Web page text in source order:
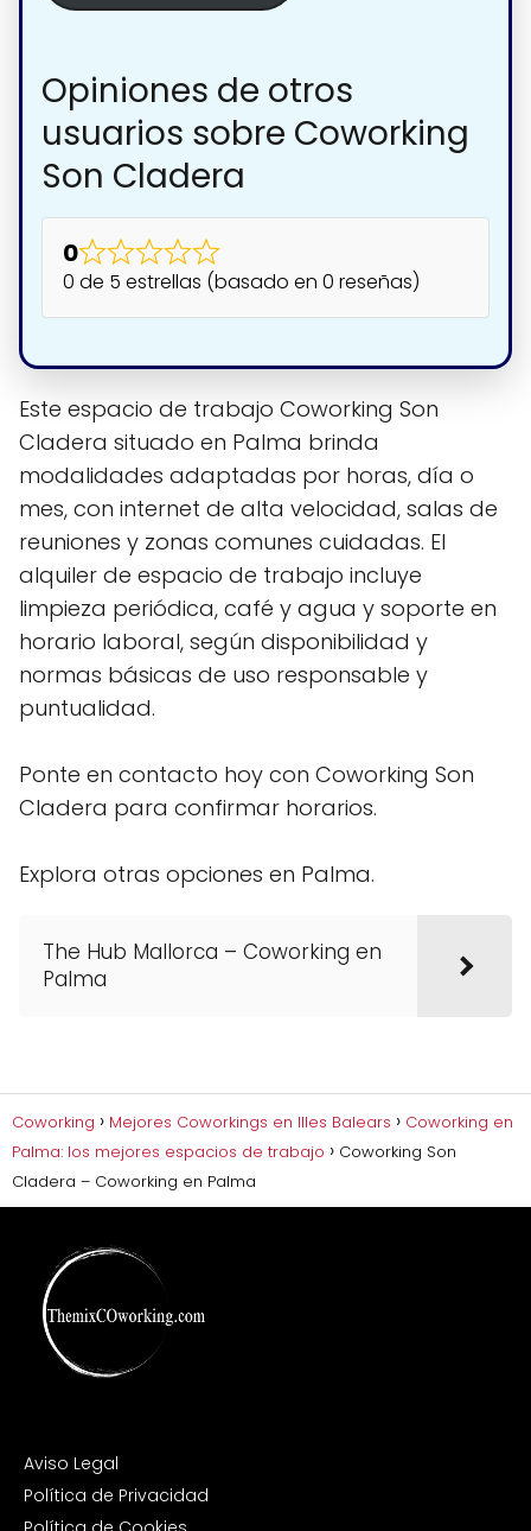
Opiniones de otros
usuarios sobre Coworking
Son Cladera
0
0 de 5 estrellas (basado en 0 reseñas)
Este espacio de trabajo Coworking Son
Cladera situado en Palma brinda
modalidades adaptadas por horas, día o
mes, con internet de alta velocidad, salas de
reuniones y zonas comunes cuidadas. El
alquiler de espacio de trabajo incluye
limpieza periódica, café y agua y soporte en
horario laboral, según disponibilidad y
normas básicas de uso responsable y
puntualidad.
Ponte en contacto hoy con Coworking Son
Cladera para confirmar horarios.
Explora otras opciones en Palma.
The Hub Mallorca – Coworking en
Palma
Coworking Mejores Coworkings en Illes Balears
Coworking en
Palma: los mejores espacios de trabajo
Coworking Son
Cladera – Coworking en Palma
Aviso Legal
Política de Privacidad